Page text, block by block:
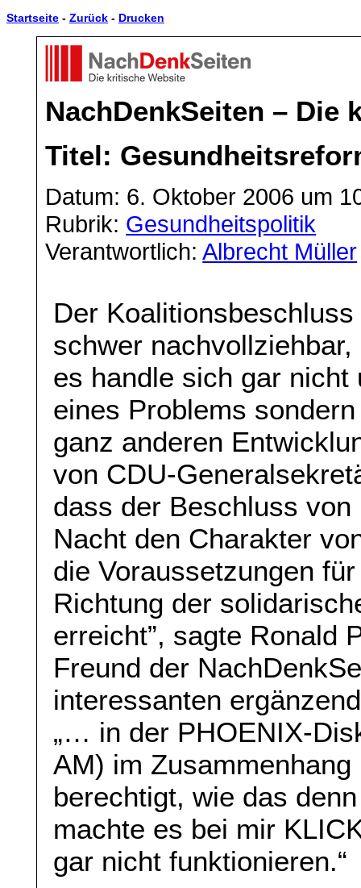
Startseite - Zurück - Drucken
NachDenkSeiten – Die
Titel:
Datum: 6. Oktober 2006 um
Rubrik: Gesundheitspolitik
Verantwortlich:Albrecht Müller
Der
schwer
es handle sich gar nicht
eines Problems
ganz anderen
von CDU-
dass der Beschluss
Nacht den Charakter
die Voraussetzungen
Richtung der
erreicht”, sagte Ronald
Freund der
interessanten
„… in der PHOENIX-
AM) im
berechtigt, wie das
machte es bei mir
gar nicht funktionieren.“